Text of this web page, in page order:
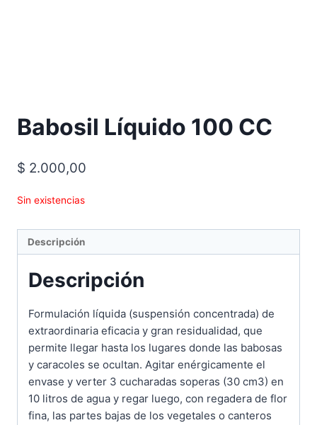
Babosil Líquido 100 CC
$ 2.000,00
Sin existencias
Descripción
Descripción
Formulación líquida (suspensión concentrada) de
extraordinaria eficacia y gran residualidad, que
permite llegar hasta los lugares donde las babosas
y caracoles se ocultan. Agitar enérgicamente el
envase y verter 3 cucharadas soperas (30 cm3) en
10 litros de agua y regar luego, con regadera de flor
fina, las partes bajas de los vegetales o canteros